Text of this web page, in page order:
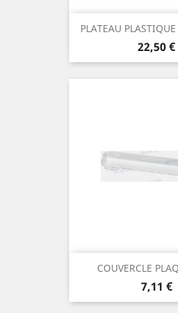
PLATEAU
Prix
22,50 €
COUVERCLE
Prix
7,11 €